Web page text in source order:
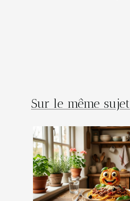
Sur le même sujet